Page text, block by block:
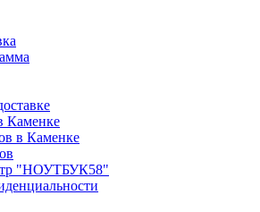
Каменке
в Каменке
"НОУТБУК58"